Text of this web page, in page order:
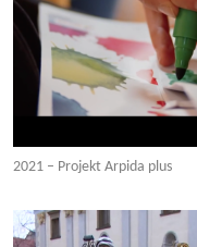
2021 – Projekt Arpida plus